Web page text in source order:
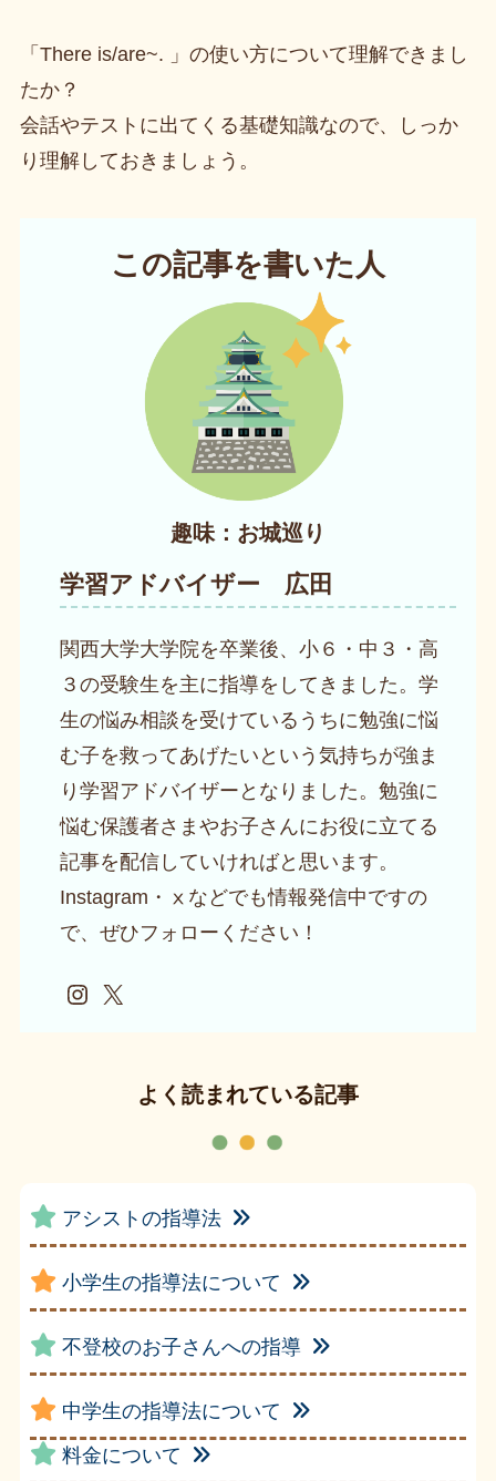
「There is/are~. 」の使い方について理解できまし
たか？
会話やテストに出てくる基礎知識なので、しっか
り理解しておきましょう。
この記事を書いた人
趣味：お城巡り
学習アドバイザー 広田
関西大学大学院を卒業後、小６・中３・高
３の受験生を主に指導をしてきました。学
生の悩み相談を受けているうちに勉強に悩
む子を救ってあげたいという気持ちが強ま
り学習アドバイザーとなりました。勉強に
悩む保護者さまやお子さんにお役に立てる
記事を配信していければと思います。
Instagram・ⅹなどでも情報発信中ですの
で、ぜひフォローください！
Instagram
X
よく読まれている記事
アシストの指導法
小学生の指導法について
不登校のお子さんへの指導
中学生の指導法について
料金について